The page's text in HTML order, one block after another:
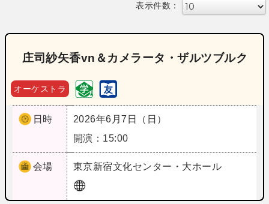
表示件数：
庄司紗矢香vn＆カメラータ・ザルツブルク
オーケストラ
日時
2026年6月7日（日）
開演：15:00
会場 東京新宿文化センター・大ホール